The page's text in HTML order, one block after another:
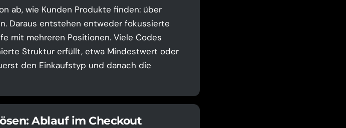
ab, wie Kunden Produkte finden: über
Daraus entstehen entweder fokussierte
mit mehreren Positionen. Viele Codes
Struktur erfüllt, etwa Mindestwert oder
den Einkaufstyp und danach die
Ablauf im Checkout